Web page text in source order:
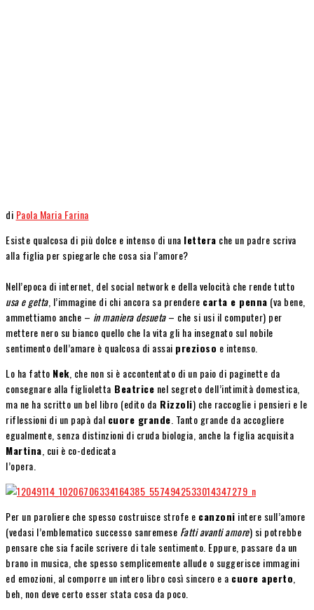
di Paola Maria Farina
Esiste qualcosa di più dolce e intenso di una lettera che un padre scriva
alla figlia per spiegarle che cosa sia l’amore?
Nell’epoca di internet, del social network e della velocità che rende tutto
usa e getta, l’immagine di chi ancora sa prendere carta e penna (va bene,
ammettiamo anche – in maniera desueta– che si usi il computer) per
mettere nero su bianco quello che la vita gli ha insegnato sul nobile
sentimento dell’amare è qualcosa di assai prezioso e intenso.
Lo ha fatto Nek, che non si è accontentato di un paio di paginette da
consegnare alla figlioletta Beatrice nel segreto dell’intimità domestica,
ma ne ha scritto un bel libro (edito da Rizzoli) che raccoglie i pensieri e le
riflessioni di un papà dal cuore grande . Tanto grande da accogliere
egualmente, senza distinzioni di cruda biologia, anche la figlia acquisita
Martina , cui è co-dedicata
l’opera.
Per un paroliere che spesso costruisce strofe e canzoni intere sull’amore
(vedasi l’emblematico successo sanremese Fatti avanti amore) si potrebbe
pensare che sia facile scrivere di tale sentimento. Eppure, passare da un
brano in musica, che spesso semplicemente allude o suggerisce immagini
ed emozioni, al comporre un intero libro così sincero e a cuore aperto
beh, non deve certo esser stata cosa da poco.